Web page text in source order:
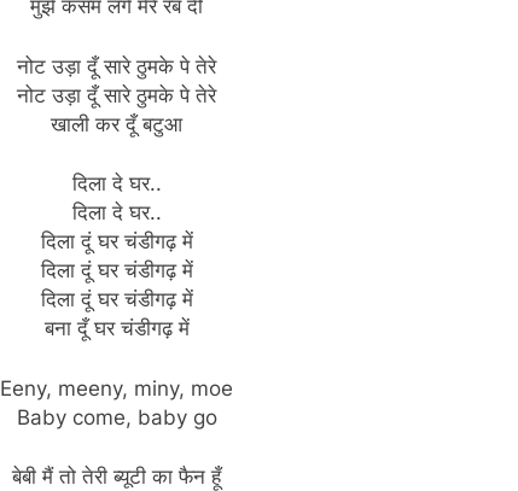
मुझे कसम लगे मेरे रब दी
नोट उड़ा दूँ सारे ठुमके पे तेरे
नोट उड़ा दूँ सारे ठुमके पे तेरे
खाली कर दूँ बटुआ
दिला दे घर..
दिला दे घर..
दिला दूं घर चंडीगढ़ में
दिला दूं घर चंडीगढ़ में
दिला दूं घर चंडीगढ़ में
बना दूँ घर चंडीगढ़ में
Eeny, meeny, miny, moe
Baby come, baby go
बेबी मैं तो तेरी ब्यूटी का फैन हूँ